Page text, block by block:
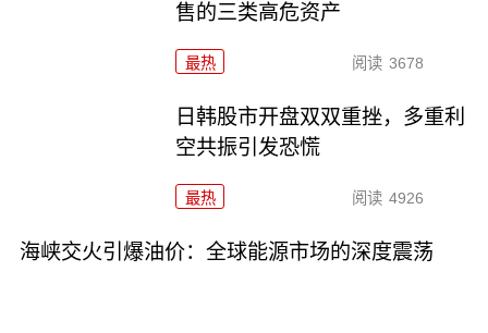
售的三类高危资产
最热 阅读 3678
日韩股市开盘双双重挫，多重利
空共振引发恐慌
最热 阅读 4926
海峡交火引爆油价：全球能源市场的深度震荡